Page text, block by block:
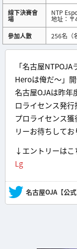
線下決賽會
場
NTP
地址：
參加人數
256名（
「名古屋
Heroは俺だ〜」
名古屋OJAは昨年
ロライセンス発
プロライセンス
リーお待ちしてお
↓エントリーは
Lg
— 名古屋OJA【公